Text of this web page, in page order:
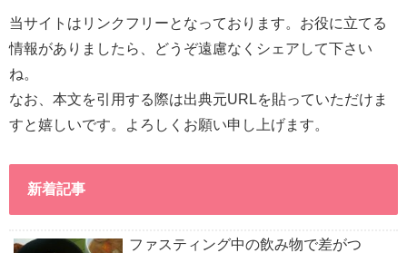
当サイトはリンクフリーとなっております。お役に立てる
情報がありましたら、どうぞ遠慮なくシェアして下さい
ね。
なお、本文を引用する際は出典元URLを貼っていただけま
すと嬉しいです。よろしくお願い申し上げます。
新着記事
ファスティング中の飲み物で差がつ